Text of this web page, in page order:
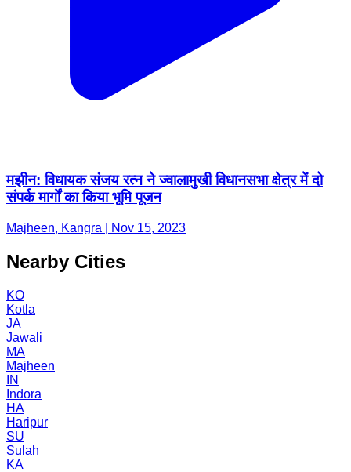
मझीन: विधायक संजय रत्न ने ज्वालामुखी विधानसभा क्षेत्र में दो
संपर्क मार्गों का किया भूमि पूजन
Majheen, Kangra | Nov 15, 2023
Nearby Cities
KO
Kotla
JA
Jawali
MA
Majheen
IN
Indora
HA
Haripur
SU
Sulah
KA